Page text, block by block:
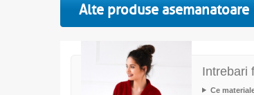
Alte produse asemanatoare
Intrebari
Ce